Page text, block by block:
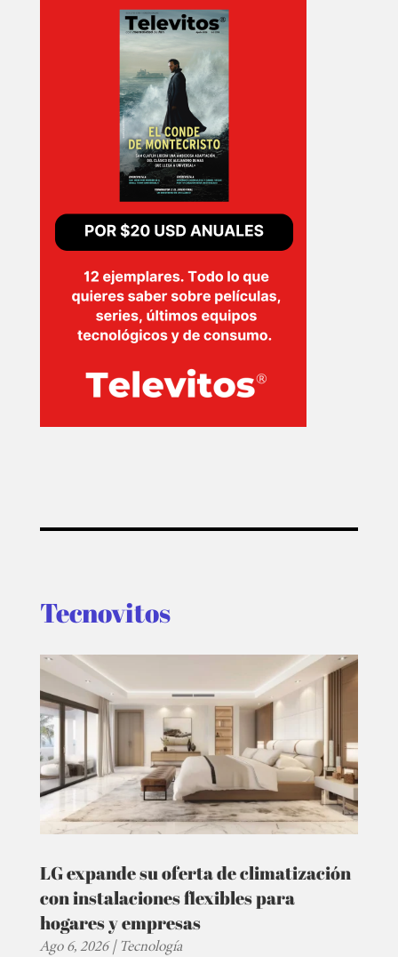
INICIO
PELICULAS
SERIES
Tecnovitos
LG expande su oferta de climatización
con instalaciones flexibles para
hogares y empresas
Ago 6, 2026|Tecnología